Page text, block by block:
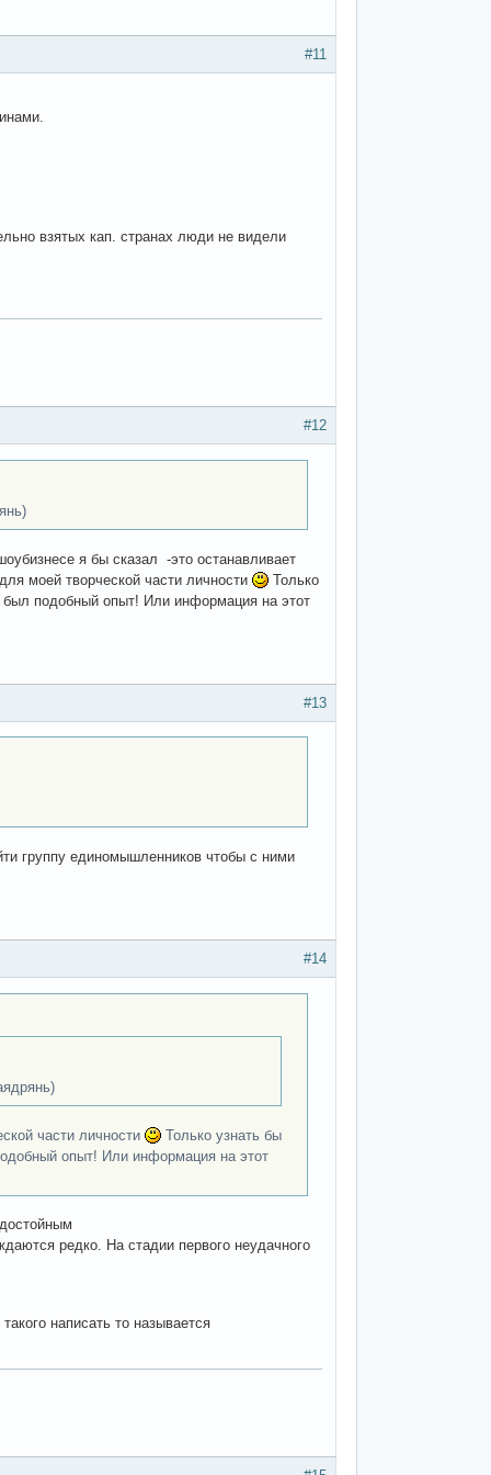
#11
взятых кап. странах люди не видели
#12
я бы сказал -это останавливает
моей творческой части личности
Только
был подобный опыт! Или информация на этот
#13
группу единомышленников чтобы с ними
#14
части личности
Только узнать бы
опыт! Или информация на этот
редко. На стадии первого неудачного
написать то называется